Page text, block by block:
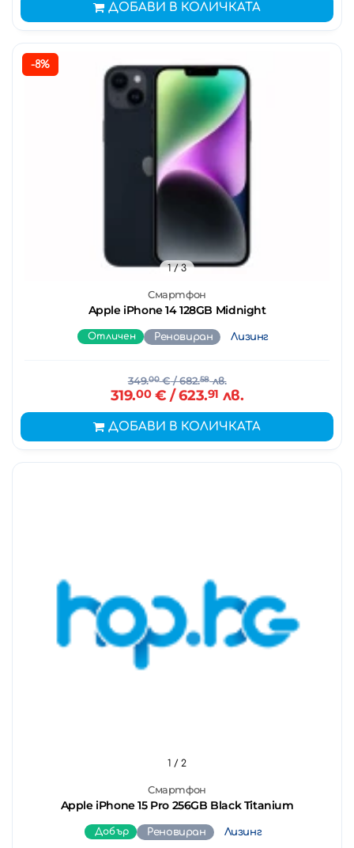
ДОБАВИ В КОЛИЧКАТА
-8%
Смартфон
Apple iPhone 14 128GB Midnight
1/ 3
Отличен Реновиран Лизинг
349.00€/ 682.58лв.
319.00€ / 623.91 лв.
ДОБАВИ В КОЛИЧКАТА
Смартфон
Apple iPhone 15 Pro 256GB Black Titanium
1 / 2
Добър Реновиран Лизинг